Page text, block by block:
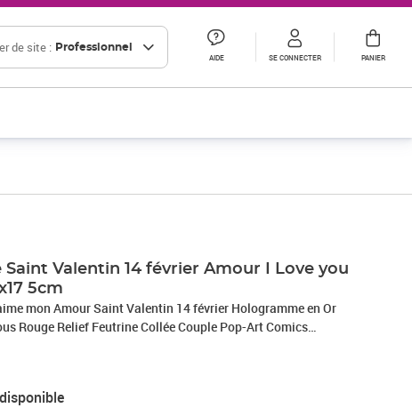
de site : Professionnel
AIDE SE CONNECTER PANIER
Saint Valentin 14 février Amour I Love you
5cm
mon Amour Saint Valentin 14 février Hologramme en Or
Rouge Relief Feutrine Collée Couple Pop-Art Comics
avec Enveloppe